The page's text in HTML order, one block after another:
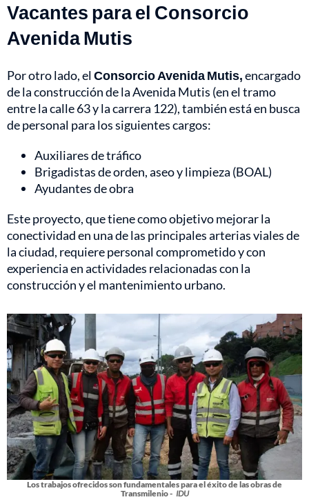
Vacantes para el Consorcio
Avenida Mutis
Por otro lado, elConsorcio Avenida Mutis,encargado
de la construcción de la Avenida Mutis (en el tramo
entre la calle 63 y la carrera 122), también está en busca
de personal para los siguientes cargos:
Auxiliares de tráfico
Brigadistas de orden, aseo y limpieza (BOAL)
Ayudantes de obra
Este proyecto, que tiene como objetivo mejorar la
conectividad en una de las principales arterias viales de
la ciudad, requiere personal comprometido y con
experiencia en actividades relacionadas con la
construcción y el mantenimiento urbano.
Los trabajos ofrecidos son fundamentales para el éxito de las obras de
Transmilenio - IDU